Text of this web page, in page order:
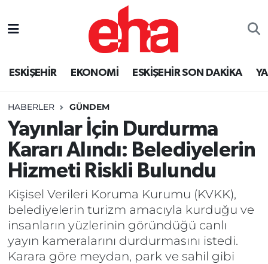
ESKİŞEHİR EKONOMİ ESKİŞEHİR SON DAKİKA
HABERLER GÜNDEM
Yayınlar İçin Durdurma
Kararı Alındı: Belediyelerin
Hizmeti Riskli Bulundu
Kişisel Verileri Koruma Kurumu (KVKK),
belediyelerin turizm amacıyla kurduğu ve
insanların yüzlerinin göründüğü canlı
yayın kameralarını durdurmasını istedi.
Karara göre meydan, park ve sahil gibi